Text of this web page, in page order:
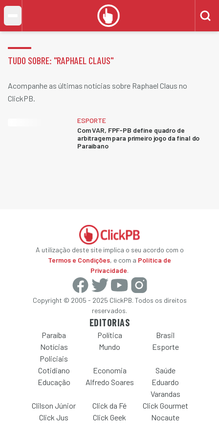
TUDO SOBRE: "RAPHAEL CLAUS"
Acompanhe as últimas notícias sobre Raphael Claus no
ClickPB.
ESPORTE
Com VAR, FPF-PB define quadro de
arbitragem para primeiro jogo da final do
Paraibano
A utilização deste site implica o seu acordo com o
Termos e Condições, e com a Política de
Privacidade.
Copyright © 2005 - 2025 ClickPB. Todos os direitos
reservados.
EDITORIAS
Paraíba Política
Brasil
Notícias
Policiais
Mundo Esporte
Cotidiano Economia
Saúde
Educação
Alfredo Soares
Eduardo
Varandas
Clilson Júnior
Click da Fé
Click Gourmet
Click Jus
Click Geek Nocaute